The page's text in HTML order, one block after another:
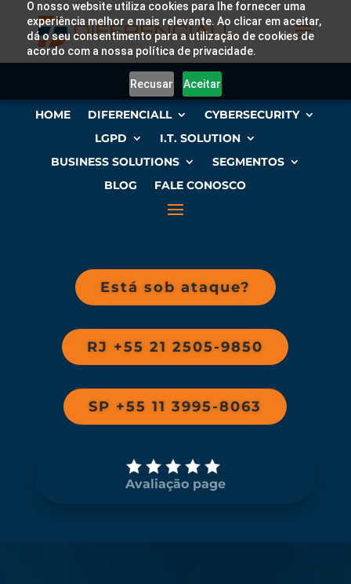
O nosso website utiliza cookies para lhe fornecer uma
experiência melhor e mais relevante. Ao clicar em aceitar,
dá o seu consentimento para a utilização de cookies de
acordo com a nossa política de privacidade.
Recusar Aceitar
HOME DIFERENCIALL
CYBERSECURITY
LGPD
I.T. SOLUTION
BUSINESS SOLUTIONS
SEGMENTOS
BLOG
FALE CONOSCO
Está sob ataque?
RJ +55 21 2505-9850
SP +55 11 3995-8063
Avaliação page